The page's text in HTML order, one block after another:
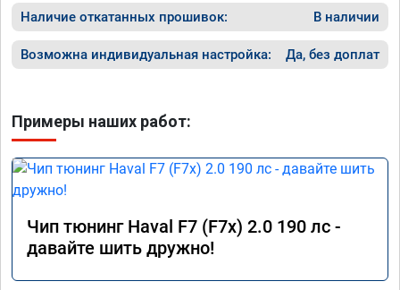
Наличие откатанных прошивок: В наличии
Возможна индивидуальная настройка: Да, без доплат
Примеры наших работ:
Чип тюнинг Haval F7 (F7x) 2.0 190 лс -
давайте шить дружно!